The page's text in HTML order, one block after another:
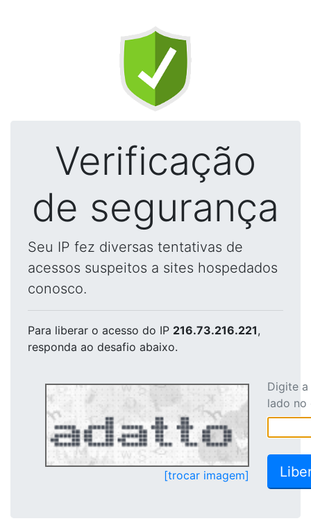
Verificação
de segurança
Seu IP fez diversas tentativas de
acessos suspeitos a sites hospedados
conosco.
Para liberar o acesso do IP 216.73.216.221,
responda ao desafio abaixo.
[trocar imagem]
Digite
lado no